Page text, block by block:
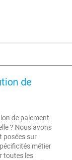
de
de paiement
? Nous avons
posées sur
métier
toutes les